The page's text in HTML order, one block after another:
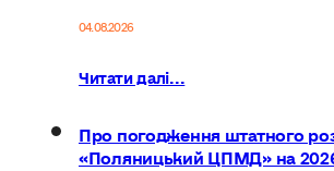
04.08.2026
Читати далі...
Про погодження штатного
«Поляницький ЦПМД» на